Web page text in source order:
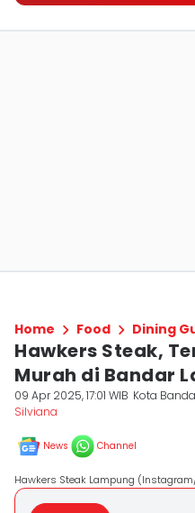
Home Food Dining
Hawkers Steak,
Murah di Bandar
09 Apr 2025, 17:01 WIB Kota
Silviana
News Channel
Hawkers Steak Lampung